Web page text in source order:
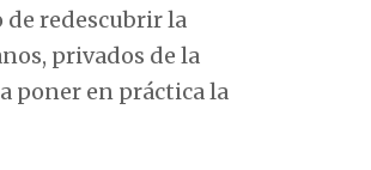
redescubrir la
privados de la
poner en práctica la